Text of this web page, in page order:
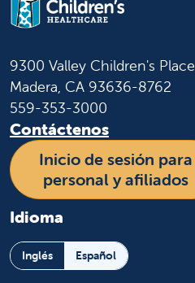
9300 Valley Children's Place
Madera, CA 93636-8762
559-353-3000
Contáctenos
Inicio de sesión para
personal y afiliados
Idioma
Inglés Español